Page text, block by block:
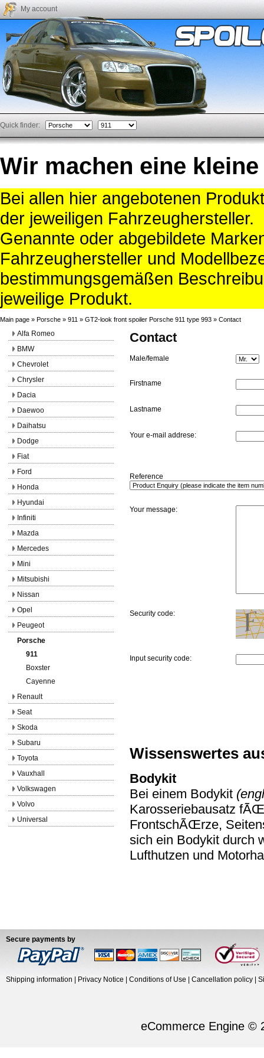
My account
Quick finder:
Wir machen eine kleine
Bei allen hier angebotenen
der jeweiligen Fahrzeughersteller.
Genannte oder abgebildete
Fahrzeughersteller und
bestimmungsgemäßen
jeweilige Produkt.
Main page » Porsche » 911 » GT2-look front spoiler Porsche 911 type 993 » Contact
Contact
Male/female
Firstname
Lastname
Your e-mail addrese:
Reference
Your message:
Security code:
Input security code:
Wissenswertes
Bodykit
Bei einem Bodykit
Karosseriebausatz
FrontschÃŒrze,
sich ein Bodykit durch
Lufthutzen und
Alfa Romeo
BMW
Chevrolet
Chrysler
Dacia
Daewoo
Daihatsu
Dodge
Fiat
Ford
Honda
Hyundai
Infiniti
Mazda
Mercedes
Mini
Mitsubishi
Nissan
Opel
Peugeot
Porsche
911
Boxster
Cayenne
Renault
Seat
Skoda
Subaru
Toyota
Vauxhall
Volkswagen
Volvo
Universal
Secure payments by
Shipping information Privacy Notice Conditions of Use Cancellation policy
eCommerce Engine ©